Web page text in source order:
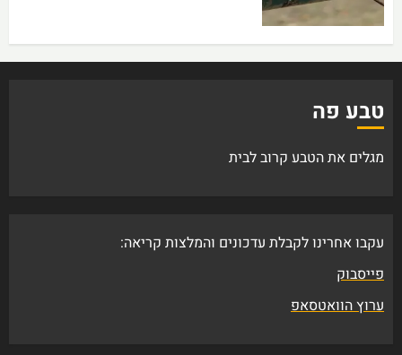
טבע פה
מגלים את הטבע קרוב לבית
עקבו אחרינו לקבלת עדכונים והמלצות קריאה:
פייסבוק
ערוץ הוואטסאפ